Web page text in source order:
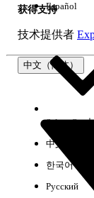
获得支持
技术提供者
中文（简体）
Español
Select Org
中文（繁体
한국어
Русский